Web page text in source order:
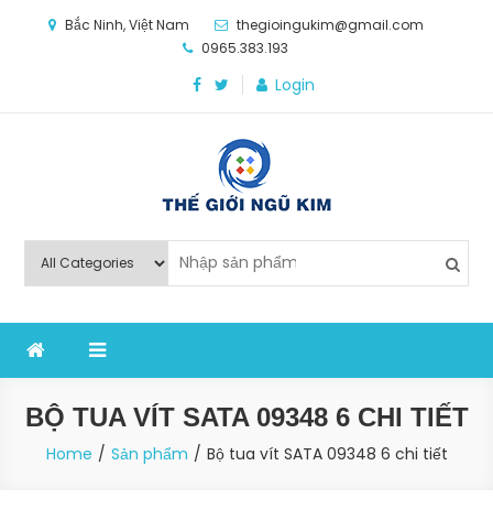
Bắc Ninh, Việt Nam
thegioingukim@gmail.com
0965.383.193
Login
Thế Giới Ngũ Kim
nghiệp sản xuất
BỘ TUA VÍT SATA 09348 6 CHI TIẾT
Home Sản phẩm Bộ tua vít SATA 09348 6 chi tiết